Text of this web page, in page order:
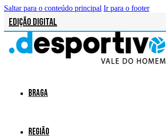
Saltar para o conteúdo principal Ir para o footer
Edição Digital
Braga
Região